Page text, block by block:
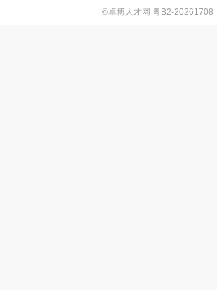
©卓博人才网 粤B2-20261708